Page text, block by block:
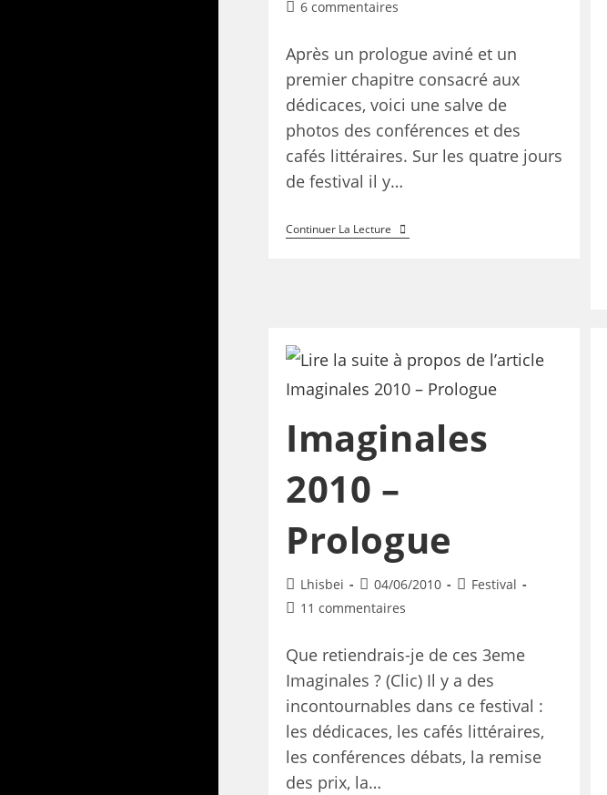
6 commentaires
Après un prologue aviné et un
premier chapitre consacré aux
dédicaces, voici une salve de
photos des conférences et des
cafés littéraires. Sur les quatre jours
de festival il y…
Continuer La Lecture
Imaginales
2010 –
Prologue
Lhisbei 04/06/2010
Festival
11 commentaires
Que retiendrais-je de ces 3eme
Imaginales ? (Clic) Il y a des
incontournables dans ce festival :
les dédicaces, les cafés littéraires,
les conférences débats, la remise
des prix, la…